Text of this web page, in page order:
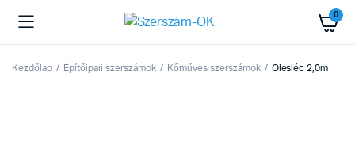
0
Kezdőlap Építőipari szerszámok Kőműves szerszámok Ölesléc 2,0m